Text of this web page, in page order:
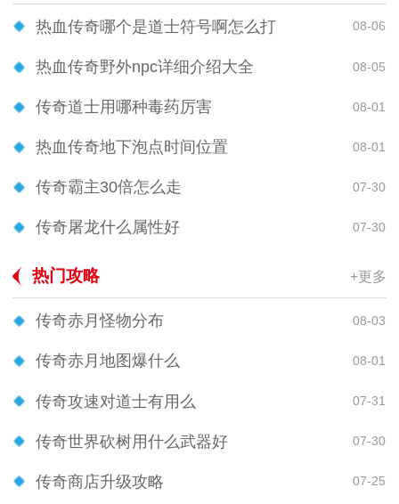
热血传奇哪个是道士符号啊怎么打 08-06
热血传奇野外npc详细介绍大全 08-05
传奇道士用哪种毒药厉害 08-01
热血传奇地下泡点时间位置 08-01
传奇霸主30倍怎么走 07-30
传奇屠龙什么属性好 07-30
热门攻略 +更多
传奇赤月怪物分布 08-03
传奇赤月地图爆什么 08-01
传奇攻速对道士有用么 07-31
传奇世界砍树用什么武器好 07-30
传奇商店升级攻略 07-25